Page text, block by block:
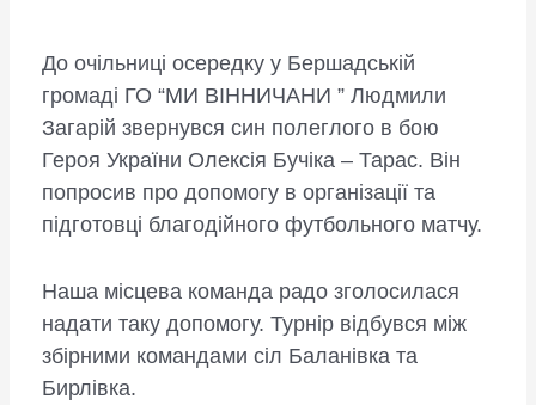
До очільниці осередку у Бершадській
громаді ГО “МИ ВІННИЧАНИ ” Людмили
Загарій звернувся син полеглого в бою
Героя України Олексія Бучіка – Тарас. Він
попросив про допомогу в організації та
підготовці благодійного футбольного матчу.
Наша місцева команда радо зголосилася
надати таку допомогу. Турнір відбувся між
збірними командами сіл Баланівка та
Бирлівка.